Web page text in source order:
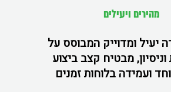
מהירים ויעילים
יעיל ומדוייק המבוסס על
וניסיון, מבטיח קצב ביצוע
ועמידה בלוחות זמנים